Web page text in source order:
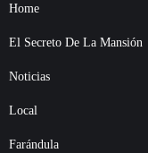
Home
El Secreto De La Mansión
Noticias
Local
Farándula